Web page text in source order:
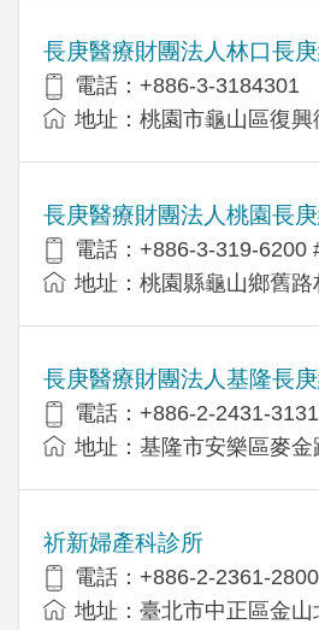
長庚醫療財團法人林口長
電話：+886-3-3184301
地址：桃園市龜山區復興
長庚醫療財團法人桃園長
電話：+886-3-319-6200
地址：桃園縣龜山鄉舊
長庚醫療財團法人基隆長
電話：+886-2-2431-
地址：基隆市安樂區麥金
祈新婦產科診所
電話：+886-2-2361-2800
地址：臺北市中正區金